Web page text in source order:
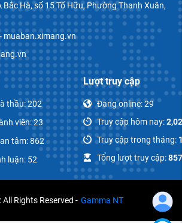
Bắc Hà, số 15 Tố Hữu, Phường Thanh Xuân,
muaban.ximang.vn
thầu: 202
viên: 23
tâm: 862
luận: 52
Lượt truy cập
Đang online:29
Truy cập hôm nay:
Truy cập trong tháng:
Tổng lượt truy cập:
All Rights Reserved - Gamma NT